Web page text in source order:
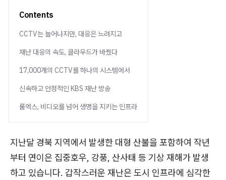
Contents
CCTV는 늘어나지만, 대응은 느려지고
재난 대응의 속도, 클라우드가 바꿨다
17,000개의 CCTV를 하나의 시스템에서
신속하고 안정적인 KBS 재난 방송
룸엑스, 비디오를 넘어 생명을 지키는 인프라
지난달 경북 지역에서 발생한 대형 산불을 포함하여 작년
부터 연이은 집중호우, 강풍, 산사태 등 기상 재해가 발생
하고 있습니다. 갑작스러운 재난은 도시 인프라에 심각한